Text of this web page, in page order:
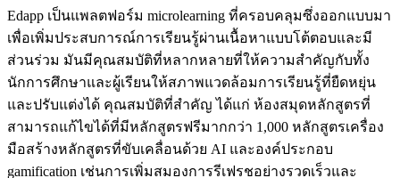
Edapp เป็นแพลตฟอร์ม microlearning ที่ครอบคลุมซึ่งออกแบบมา
เพื่อเพิ่มประสบการณ์การเรียนรู้ผ่านเนื้อหาแบบโต้ตอบและมี
ส่วนร่วม มันมีคุณสมบัติที่หลากหลายที่ให้ความสำคัญกับทั้ง
นักการศึกษาและผู้เรียนให้สภาพแวดล้อมการเรียนรู้ที่ยืดหยุ่น
และปรับแต่งได้ คุณสมบัติที่สำคัญ ได้แก่ ห้องสมุดหลักสูตรที่
สามารถแก้ไขได้ที่มีหลักสูตรฟรีมากกว่า 1,000 หลักสูตรเครื่อง
มือสร้างหลักสูตรที่ขับเคลื่อนด้วย AI และองค์ประกอบ
gamification เช่นการเพิ่มสมองการรีเฟรชอย่างรวดเร็วและ